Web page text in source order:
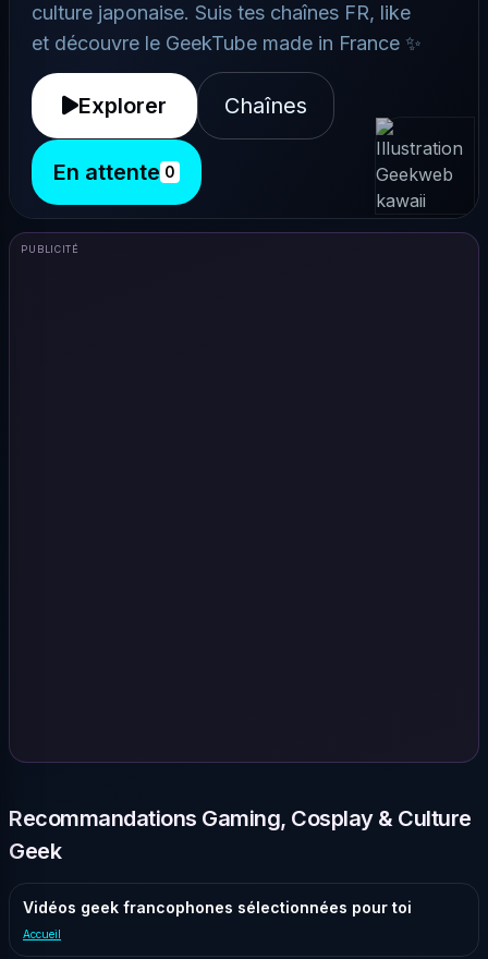
culture japonaise. Suis tes chaînes FR, like
et découvre le GeekTube made in France ✨
Explorer Chaînes
En attente 0
PUBLICITÉ
Recommandations Gaming, Cosplay & Culture
Geek
Vidéos geek francophones sélectionnées pour toi
Accueil